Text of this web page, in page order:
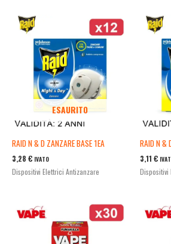
ESAURITO
RAID N & D ZANZARE BASE 1EA
3,28 € IVATO
Dispositivi Elettrici Antizanzare
RAID N &
3,11 €
Dispositivi